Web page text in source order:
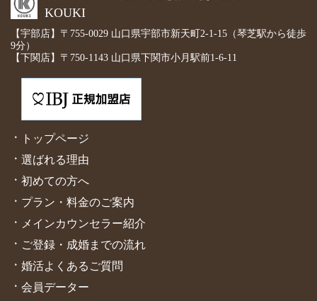
KOUKI
【宇部店】〒755-0029 山口県宇部市新天町2-1-15（琴芝駅から徒歩
9分）
【下関店】〒750-1143 山口県下関市小月駅前1-6-11
トップページ
選ばれる理由
初めての方へ
プラン・料金のご案内
メインカウンセラー紹介
ご登録・成婚までの流れ
婚活よくあるご質問
会員データー